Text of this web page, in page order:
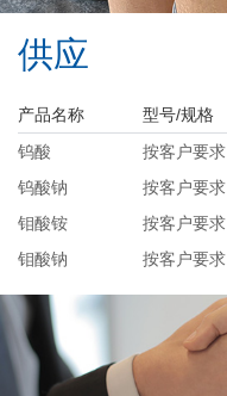
供应
产品名称 型号/规格
钨酸
按客户要求
钨酸钠
按客户要求
钼酸铵
按客户要求
钼酸钠
按客户要求